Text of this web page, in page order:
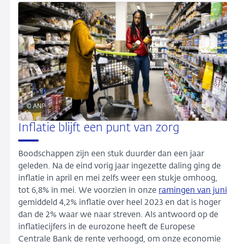
© ANP
Inflatie blijft een punt van zorg
Boodschappen zijn een stuk duurder dan een jaar
geleden. Na de eind vorig jaar ingezette daling ging de
inflatie in april en mei zelfs weer een stukje omhoog,
tot 6,8% in mei. We voorzien in onze ramingen van juni
gemiddeld 4,2% inflatie over heel 2023 en dat is hoger
dan de 2% waar we naar streven. Als antwoord op de
inflatiecijfers in de eurozone heeft de Europese
Centrale Bank de rente verhoogd, om onze economie